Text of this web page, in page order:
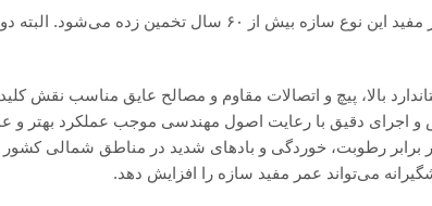
بر اساس بررسی‌های میدانی و آزمایشگاهی، عمر مفید این نوع سازه بیش
بالا، پیچ و اتصالات مقاوم و مصالح عایق مناسب نقش
دقیق با رعایت اصول مهندسی موجب عملکرد بهتر و
برابر رطوبت، خوردگی و بادهای شدید در مناطق شمالی
می‌تواند عمر مفید سازه را افزایش دهد.